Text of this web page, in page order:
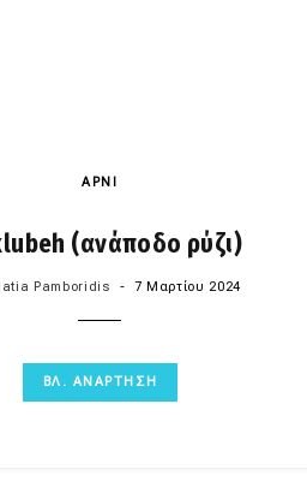
ΑΡΝΙ
(ανάποδο ρύζι)
Pamboridis 7 Μαρτίου 2024
ΒΛ. ΑΝΑΡΤΗΣΗ